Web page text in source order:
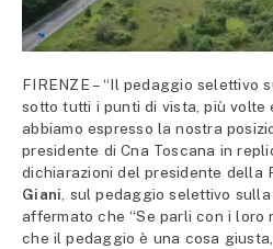
FIRENZE – “Il pedaggio selettivo
sotto tutti i punti di vista, più volte
abbiamo espresso la nostra
presidente di Cna Toscana in
dichiarazioni del presidente della
Giani , sul pedaggio selettivo
affermato che “Se parli con i loro
che il pedaggio è una cosa